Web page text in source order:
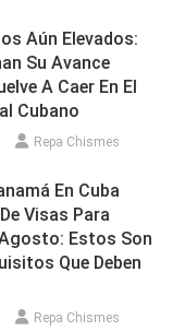
Aún Elevados:
Su Avance
A Caer En El
Cubano
Repa Chismes
En Cuba
Visas Para
Estos Son
Que Deben
Repa Chismes